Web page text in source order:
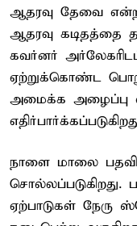
ஆதரவு தேவை என்ற
ஆதரவு கடிதத்தை
கவர்னர்
ஏற்றுக்கொண்ட
அமைக்க அழைப்பு
நாளை மாலை
சொல்லப்படுகிறது.
ஏற்பாடுகள் நேரு